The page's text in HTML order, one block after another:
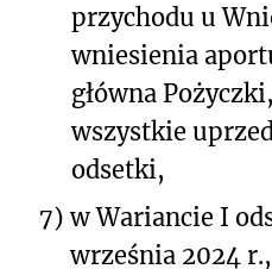
przychodu u
wniesienia
główna
wszystkie
odsetki,
7) w Wariancie I
września 2024